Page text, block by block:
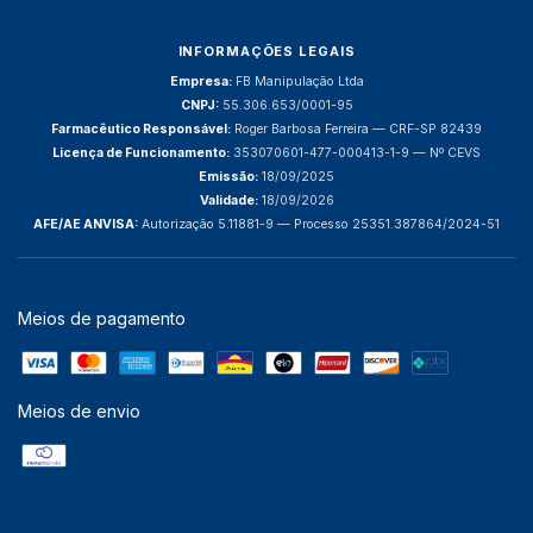
INFORMAÇÕES LEGAIS
Empresa:FB Manipulação Ltda
CNPJ:55.306.653/0001-95
Farmacêutico Responsável: Roger Barbosa Ferreira — CRF-SP 82439
Licença de Funcionamento: 353070601-477-000413-1-9 — Nº CEVS
Emissão: 18/09/2025
Validade:18/09/2026
AFE/AE ANVISA: Autorização 5.11881-9 — Processo 25351.387864/2024-51
Meios de pagamento
Meios de envio